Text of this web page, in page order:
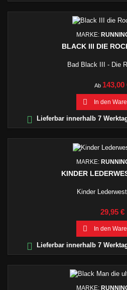
MARKE:
BLACK III DIE
Bad Black III - Die
Ab Preis
143,00
 In den
 Lieferbar innerhalb 7
MARKE:
KINDER
Kinder
Preis
29,95 €
 In den
 Lieferbar innerhalb 7
MARKE: